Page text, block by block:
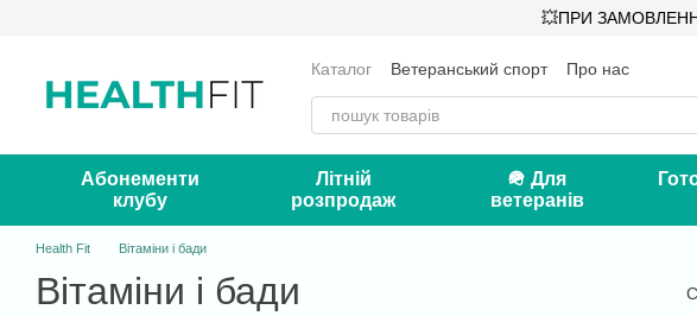
💥ПРИ
Каталог Ветеранський спорт
Про нас
Оплата і доставка
Сертифікати
Відгуки
Контакти
Блог
Абонементи
клубу
Літній
розпродаж
🪖 Для
ветеранів
Health Fit Вітаміни і бади
Вітаміни і бади